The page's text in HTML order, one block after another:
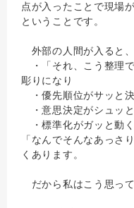
点が入ったことで現場
ということです。
外部の人間が入ると、
・「それ、こう整理
彫りになり
・優先順位がサッと
・意思決定がシュッ
・標準化がガッと動く
「なんでそんなあっ
くあります。
だから私はこう思って